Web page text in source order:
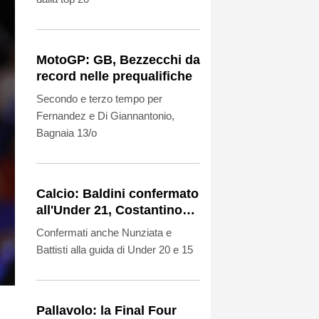
MotoGP: GB, Bezzecchi da
record nelle prequalifiche
Secondo e terzo tempo per
Fernandez e Di Giannantonio,
Bagnaia 13/o
Calcio: Baldini confermato
all'Under 21, Costantino
nuovo tecnico dell'Italia
U.16
Confermati anche Nunziata e
Battisti alla guida di Under 20 e 15
Pallavolo: la Final Four